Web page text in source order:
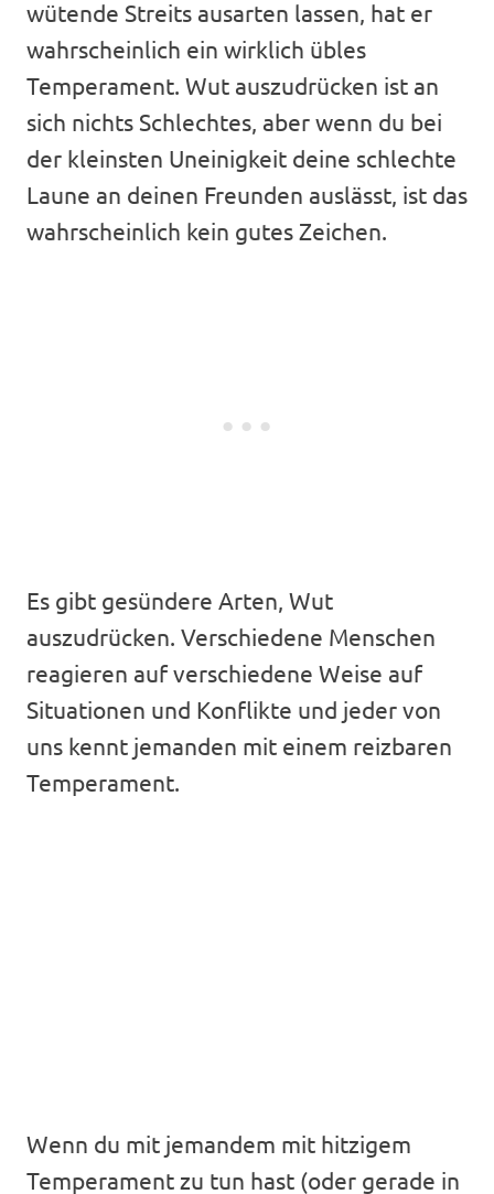
wütende Streits ausarten lassen, hat er
wahrscheinlich ein wirklich übles
Temperament. Wut auszudrücken ist an
sich nichts Schlechtes, aber wenn du bei
der kleinsten Uneinigkeit deine schlechte
Laune an deinen Freunden auslässt, ist das
wahrscheinlich kein gutes Zeichen.
Es gibt gesündere Arten, Wut
auszudrücken. Verschiedene Menschen
reagieren auf verschiedene Weise auf
Situationen und Konflikte und jeder von
uns kennt jemanden mit einem reizbaren
Temperament.
Wenn du mit jemandem mit hitzigem
Temperament zu tun hast (oder gerade in